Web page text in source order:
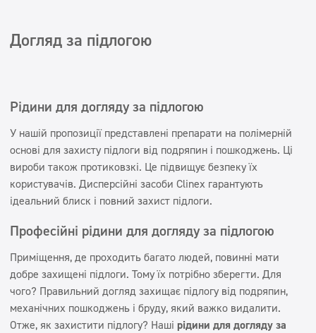
Клінінгові компанії
Краса
Автомийки
Вода пральні
Filtry
Typ mycia
Машинне прання
Ручне прання
Сертифікат
Безпечно для вас Безпечно для Землі
Догляд за підлогою
Рідини для догляду за підлогою
У нашій пропозиції представлені препарати на полімерній
основі для захисту підлоги від подряпин і пошкоджень. Ці
вироби також протиковзкі. Це підвищує безпеку їх
користувачів. Дисперсійні засоби Clinex гарантують
ідеальний блиск і повний захист підлоги.
Професійні рідини для догляду за підлогою
Приміщення, де проходить багато людей, повинні мати
добре захищені підлоги. Тому їх потрібно зберегти. Для
чого? Правильний догляд захищає підлогу від подряпин,
механічних пошкоджень і бруду, який важко видалити.
Отже, як захистити підлогу? Наші рідини для догляду за